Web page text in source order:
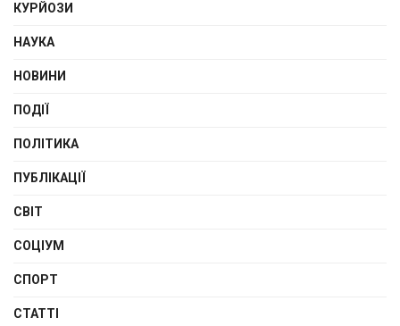
КУРЙОЗИ
НАУКА
НОВИНИ
ПОДІЇ
ПОЛІТИКА
ПУБЛІКАЦІЇ
СВІТ
СОЦІУМ
СПОРТ
СТАТТІ